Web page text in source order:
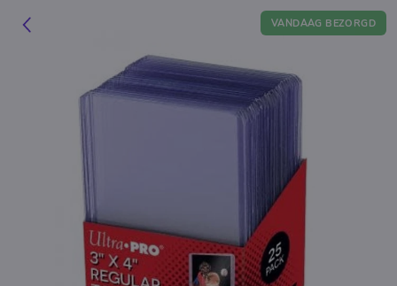
VANDAAG BEZORGD